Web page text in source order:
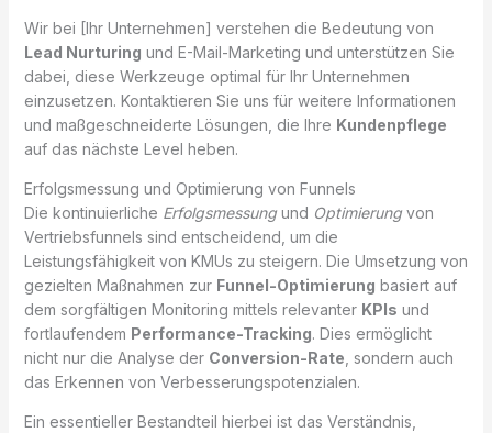
Wir bei [Ihr Unternehmen] verstehen die Bedeutung von
Lead Nurturing und E-Mail-Marketing und unterstützen Sie
dabei, diese Werkzeuge optimal für Ihr Unternehmen
einzusetzen. Kontaktieren Sie uns für weitere Informationen
und maßgeschneiderte Lösungen, die Ihre Kundenpflege
auf das nächste Level heben.
Erfolgsmessung und Optimierung von Funnels
Die kontinuierliche Erfolgsmessungund Optimierungvon
Vertriebsfunnels sind entscheidend, um die
Leistungsfähigkeit von KMUs zu steigern. Die Umsetzung von
gezielten Maßnahmen zur Funnel-Optimierung basiert auf
dem sorgfältigen Monitoring mittels relevanter KPIs und
fortlaufendem Performance-Tracking. Dies ermöglicht
nicht nur die Analyse der Conversion-Rate , sondern auch
das Erkennen von Verbesserungspotenzialen.
Ein essentieller Bestandteil hierbei ist das Verständnis,